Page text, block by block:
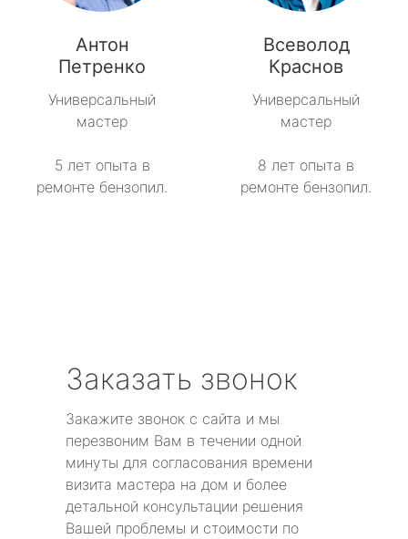
Антон
Петренко
Универсальный
мастер
5 лет опыта в
ремонте бензопил.
Всеволод
Краснов
Универсальный
мастер
8 лет опыта в
ремонте бензопил.
Заказать звонок
Закажите звонок с сайта и мы
перезвоним Вам в течении одной
минуты для согласования времени
визита мастера на дом и более
детальной консультации решения
Вашей проблемы и стоимости по